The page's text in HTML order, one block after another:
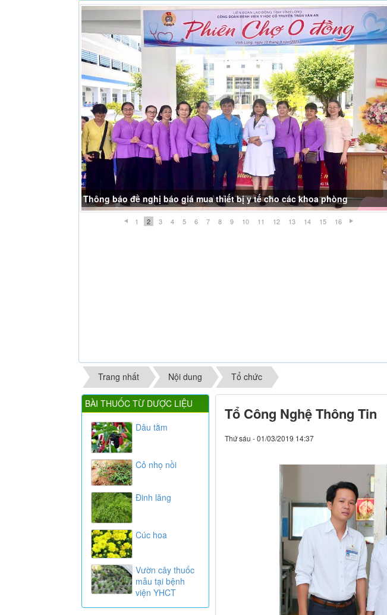
Thông báo đề nghị báo giá mua thiết bị y tế cho các khoa phòng
1 2 3 4 5 6 7 8 9 10 11 12 13 14 15 16
Trang nhất Nội dung Tổ chức
Tổ Công Nghệ Thông Tin
Thứ sáu - 01/03/2019 14:37
BÀI THUỐC TỪ DƯỢC LIỆU
Dâu tằm
Cỏ nhọ nồi
Đinh lăng
Cúc hoa
Vườn cây thuốc
mẫu tại bệnh
viện YHCT